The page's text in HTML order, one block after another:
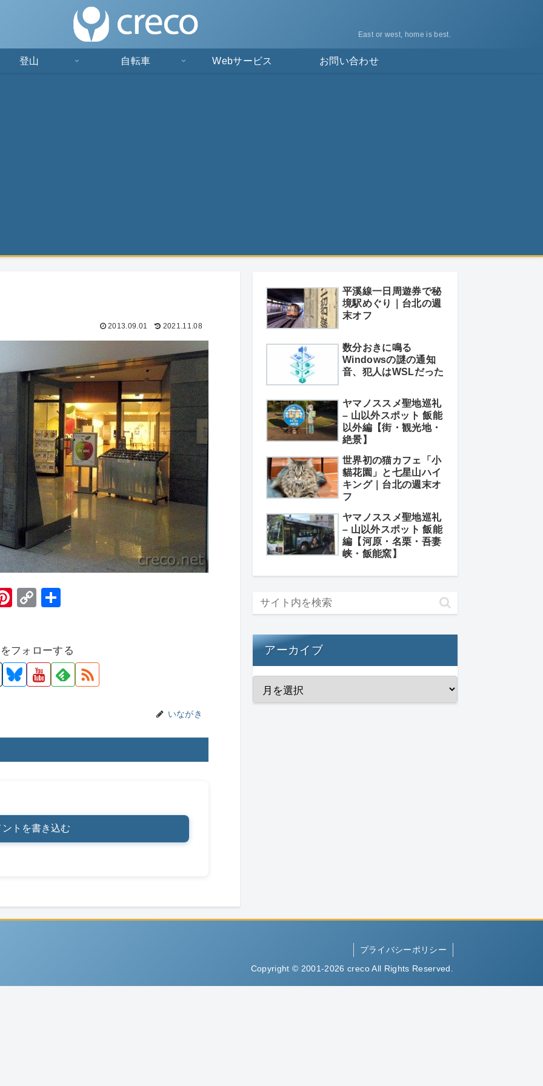
East or west, home is best.
登山 自転車 Webサービス お問い合わせ
2013.09.01 2021.11.08
Pi
e
st
C
y
Li
フォローする
いながき
ントを書き込む
平溪線一日周遊券で秘
境駅めぐり｜台北の週
末オフ
数分おきに鳴る
Windowsの謎の通知
音、犯人はWSLだった
ヤマノススメ聖地巡礼
– 山以外スポット 飯能
以外編【街・観光地・
絶景】
世界初の猫カフェ「小
貓花園」と七星山ハイ
キング｜台北の週末オ
フ
ヤマノススメ聖地巡礼
– 山以外スポット 飯能
編【河原・名栗・吾妻
峡・飯能窯】
アーカイブ
プライバシーポリシー
Copyright © 2001-2026 creco All Rights Reserved.